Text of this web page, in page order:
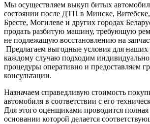
Мы осуществляем выкуп битых
состоянии после ДТП в Минске,
Бресте, Могилеве и других городах
продать разбитую машину, требующую
не подлежащую восстановлению на
Предлагаем выгодные условия для наших
каждому случаю подходим
процедуры оперативно и предоставляем
консультации.
Назначаем справедливую стоимость
автомобиля в соответствии с его
Для этого оценщиками проводится полная
основании которой делается